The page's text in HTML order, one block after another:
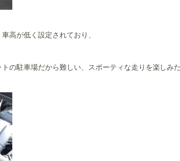
高が低く設定されており、
の駐車場だから難しい、スポーティな走りを楽しみ